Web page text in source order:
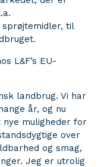
til
L&F’s EU-
landbrug. Vi har
år, og nu
muligheder for
over
og smag,
Jeg er utrolig